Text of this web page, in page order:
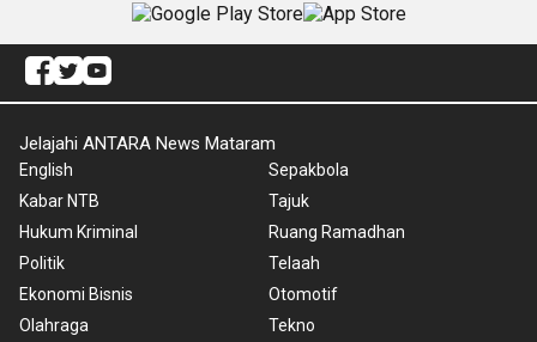
Jelajahi ANTARA News Mataram
English
Kabar NTB
Hukum Kriminal
Politik
Ekonomi Bisnis
Olahraga
Sepakbola
Tajuk
Ruang Ramadhan
Telaah
Otomotif
Tekno